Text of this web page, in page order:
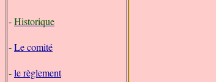
-Historique
-Le comité
-le règlement